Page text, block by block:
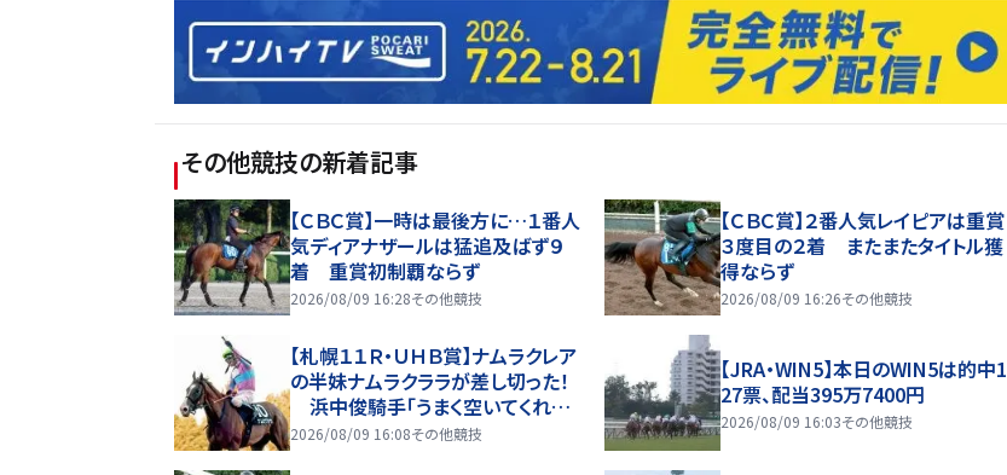
その他競技の新着記事
【ＣＢＣ賞】一時は最後方に…１番人
気ディアナザールは猛追及ばず９
着 重賞初制覇ならず
2026/08/09 16:28その他競技
【ＣＢＣ賞】２番人気レイピアは重賞
３度目の２着 またまたタイトル獲
得ならず
2026/08/09 16:26その他競技
【札幌１１Ｒ・ＵＨＢ賞】ナムラクレア
の半妹ナムラクララが差し切った！
浜中俊騎手「うまく空いてくれた」
姉が制したキーンランドＣへ
2026/08/09 16:08その他競技
【JRA・WIN5】本日のWIN5は的中1
27票、配当395万7400円
2026/08/09 16:03その他競技